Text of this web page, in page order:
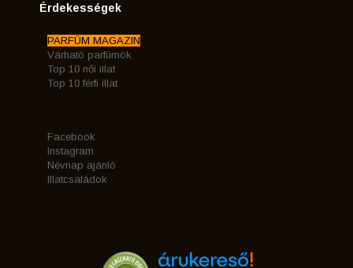
Érdekességek
PARFÜM MAGAZIN
Várható parfümök
Top 10 női illat
Top 10 férfi illat
Facebook
Instagram
Névnap ajánló
Illatcsaládok